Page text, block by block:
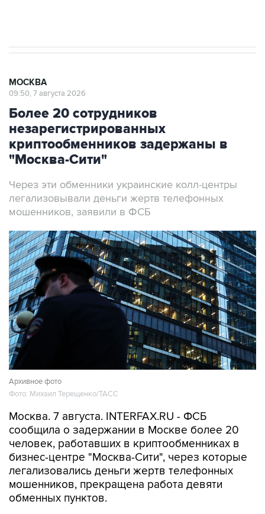
МОСКВА
09:50, 7 августа 2026
Более 20 сотрудников
незарегистрированных
криптообменников задержаны в
"Москва-Сити"
Через эти обменники украинские колл-центры
легализовывали деньги жертв телефонных
мошенников, заявили в ФСБ
Архивное фото
Фото: Михаил Терещенко/ТАСС
Москва. 7 августа. INTERFAX.RU - ФСБ
сообщила о задержании в Москве более 20
человек, работавших в криптообменниках в
бизнес-центре "Москва-Сити", через которые
легализовались деньги жертв телефонных
мошенников, прекращена работа девяти
обменных пунктов.